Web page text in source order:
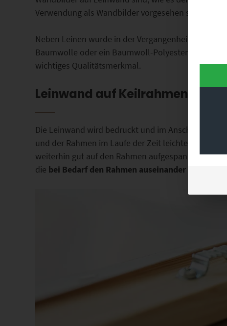
Verwendung als Wandbilder vorgesehen sind.
Neben Leinen wurde in der Vergangenheit auch
Baumwolle oder ein Baumwoll-Polyester Gemisch
wichtiges Qualitätsmerkmal.
Leinwand auf Keilrahmen –
Die Leinwand wird bedruckt und im Anschluss auf
und der Rahmen im Laufe der Zeit leichten
weiterhin gut auf den Rahmen aufgespannt bleibt,
die bei Bedarf den Rahmen auseinander treiben ,